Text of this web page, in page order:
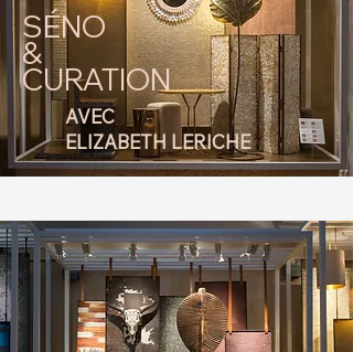
SÉNO
&
CURATION
AVEC
ELIZABETH LERICHE